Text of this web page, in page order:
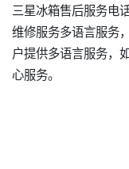
三星冰箱售后服务电
维修服务多语言服务
户提供多语言服务，
心服务。